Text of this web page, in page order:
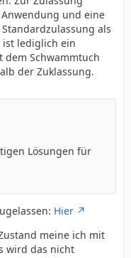
und eine
als
ist lediglich ein
dem Schwammtuch
der Zuklassung.
Lösungen für
Hier
meine ich mit
wird das nicht